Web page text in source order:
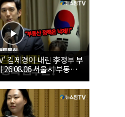
김제경이 내린 李정부 부
26.08.06 서울시 부동산